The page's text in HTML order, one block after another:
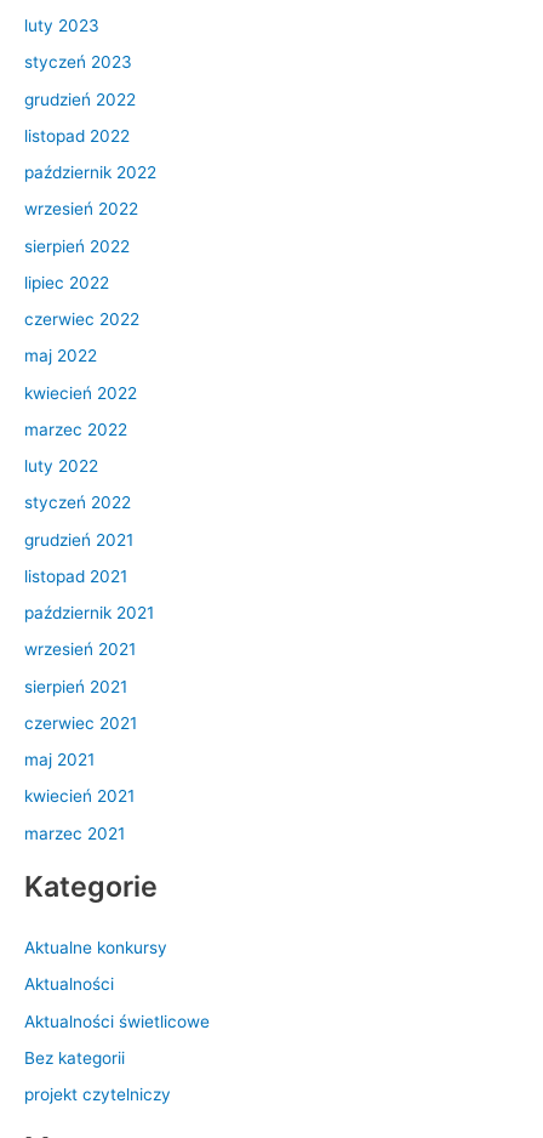
luty 2023
styczeń 2023
grudzień 2022
listopad 2022
październik 2022
wrzesień 2022
sierpień 2022
lipiec 2022
czerwiec 2022
maj 2022
kwiecień 2022
marzec 2022
luty 2022
styczeń 2022
grudzień 2021
listopad 2021
październik 2021
wrzesień 2021
sierpień 2021
czerwiec 2021
maj 2021
kwiecień 2021
marzec 2021
Kategorie
Aktualne konkursy
Aktualności
Aktualności świetlicowe
Bez kategorii
projekt czytelniczy